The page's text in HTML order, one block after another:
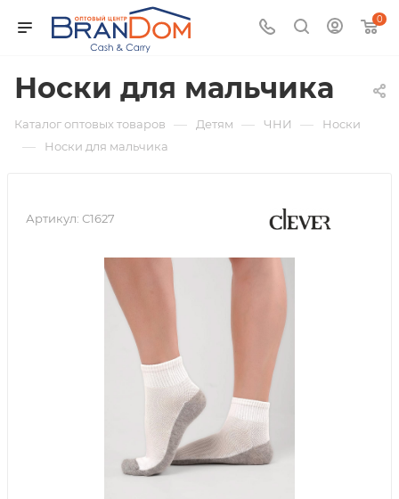
0
Носки для мальчика
Каталог оптовых товаров — Детям — ЧНИ — Носки
— Носки для мальчика
Артикул: С1627